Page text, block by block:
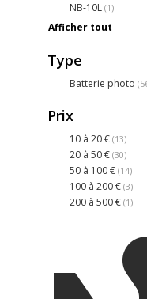
NB-10L (1)
Afficher tout
Type
Batterie photo
Prix
10 à 20 € (13)
20 à 50 € (30)
50 à 100 € (14)
100 à 200 € (3)
200 à 500 € (1)